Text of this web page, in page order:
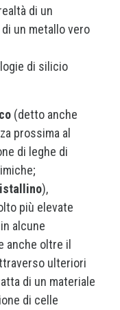
di un
un metallo vero
di silicio
(detto anche
prossima al
di leghe di
),
più elevate
alcune
anche oltre il
ulteriori
di un materiale
di celle